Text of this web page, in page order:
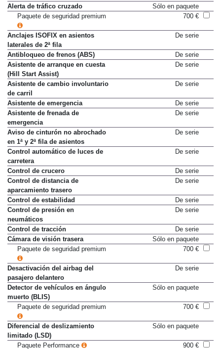
de carril
Alerta de tráfico cruzado
Sólo en paquete
Paquete de seguridad premium
Anclajes ISOFIX en asientos
laterales de 2ª fila
Antibloqueo de frenos (ABS)
De serie
Asistente de arranque en cuesta
(Hill Start Assist)
Asistente de cambio involuntario
de carril
Asistente de emergencia
De serie
Asistente de frenada de
emergencia
Aviso de cinturón no abrochado
en 1ª y 2ª fila de asientos
Control automático de luces de
carretera
Control de crucero
De serie
Control de distancia de
aparcamiento trasero
Control de estabilidad
De serie
Control de presión en
neumáticos
Control de tracción
De serie
Cámara de visión trasera
Sólo en paquete
Paquete de seguridad premium
Desactivación del airbag del
pasajero delantero
Detector de vehículos en ángulo
muerto (BLIS)
Paquete de seguridad premium
Diferencial de deslizamiento
limitado (LSD)